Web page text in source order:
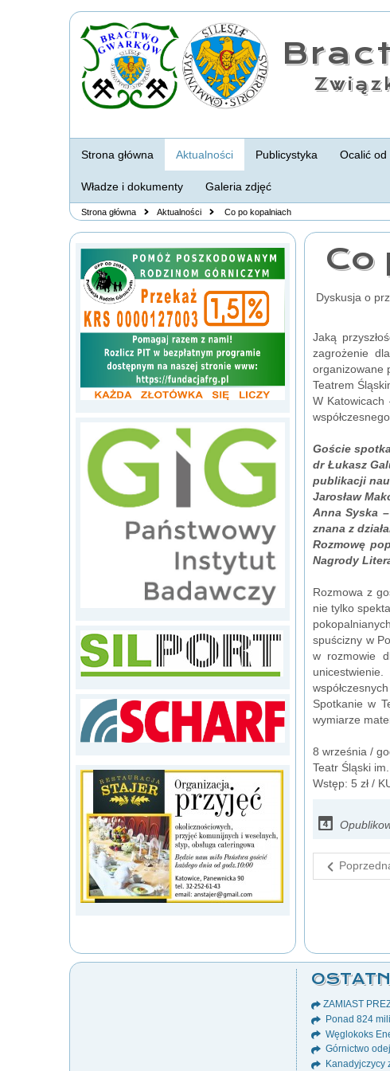
Strona główna Aktualności Publicystyka Ocalić od
Władze i dokumenty Galeria zdjęć
Strona główna Aktualności Co po kopalniach
Co
Dyskusja o
Jaką
zagrożenie
organizowane
Teatrem
W Katowicach
Goście
dr Łukasz
publikacji
Jarosław
Anna Syska
znana z
Rozmowę
Nagrody
Rozmowa z
nie tylko
spuścizny w
w rozmowie
Spotkanie w
wymiarze
8 września /
Teatr Śląski
Wstęp: 5 zł /
ZAMIAST
Ponad 824
Węglokoks
Górnictwo
Kanadyjczycy